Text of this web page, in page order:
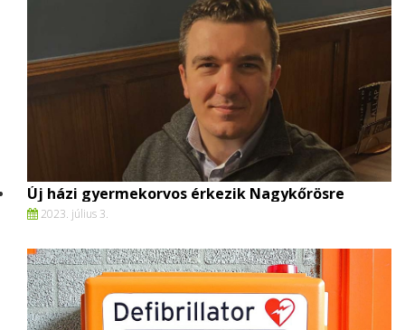
Új házi gyermekorvos érkezik Nagykőrösre
2023. július 3.